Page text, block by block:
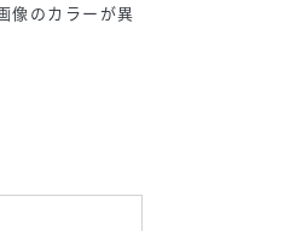
像のカラーが異